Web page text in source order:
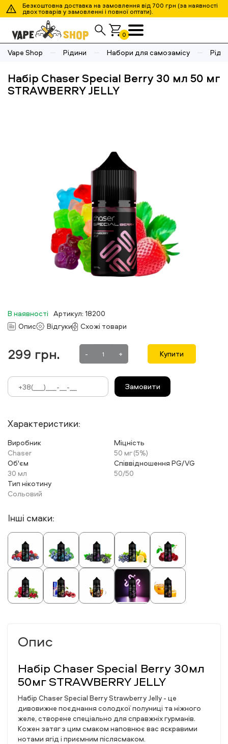
Безкоштовна доставка на замовлення від 700 грн (за наявності
двох товарів у замовленні і повної оптати).
0
Vape Shop Рідини Набори для самозамісу
Набір Chaser Special Berry 30 мл 50 мг
STRAWBERRY JELLY
В наявності Артикул: 18200
Опис
Відгуки Схожі товари
299 грн. - + Купити
Замовити
Характеристики:
Виробник
Chaser
Міцність
50 мг (5%)
Об'єм
30 мл
Співвідношення PG/VG
50/50
Тип нікотину
Сольовий
Інші смаки:
Опис
Набір Chaser Special Berry 30мл
50мг STRAWBERRY JELLY
Набір Chaser Special Berry Strawberry Jelly - це
дивовижне поєднання солодкої полуниці та ніжного
желе, створене спеціально для справжніх гурманів.
Кожен затяг з цим смаком наповнює вас яскравими
нотами ягід і приємним післясмаком.